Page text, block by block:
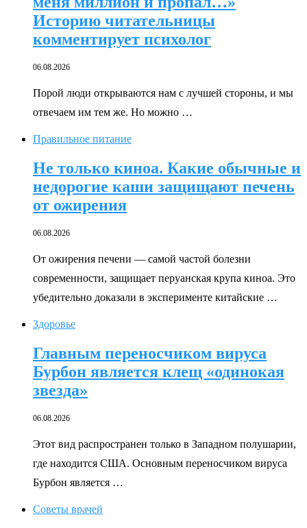
Историю читательницы
комментирует психолог
06.08.2026
Порой люди открываются нам с лучшей стороны, и мы
отвечаем им тем же. Но можно …
Правильное питание
Не только киноа. Какие обычные и
недорогие каши защищают печень
от ожирения
06.08.2026
От ожирения печени — самой частой болезни
современности, защищает перуанская крупа киноа. Это
убедительно доказали в эксперименте китайские …
Здоровье
Главным переносчиком вируса
Бурбон является клещ «одинокая
звезда»
06.08.2026
Этот вид распространен только в Западном полушарии,
где находится США. Основным переносчиком вируса
Бурбон является …
Советы врачей